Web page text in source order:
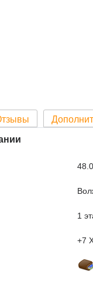
1
+7